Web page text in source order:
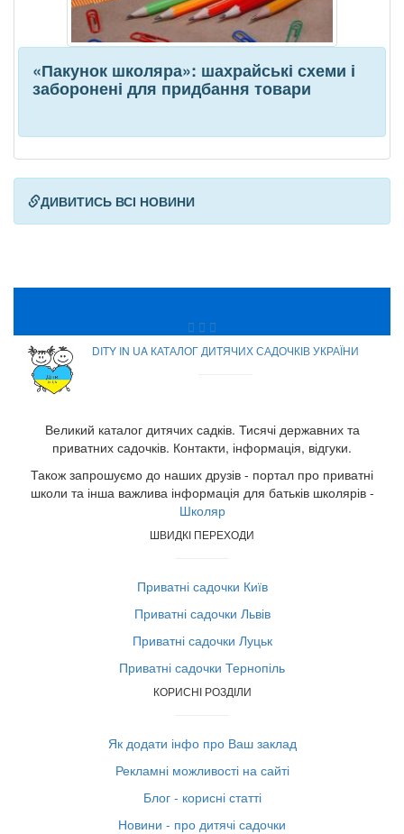
«Пакунок школяра»: шахрайські схеми і
заборонені для придбання товари
ДИВИТИСЬ ВСІ НОВИНИ
DITY IN UA КАТАЛОГ ДИТЯЧИХ САДОЧКІВ УКРАЇНИ
Великий каталог дитячих садків. Тисячі державних та
приватних садочків. Контакти, інформація, відгуки.
Також запрошуємо до наших друзів - портал про приватні
школи та інша важлива інформація для батьків школярів -
Школяр
ШВИДКІ ПЕРЕХОДИ
Приватні садочки Київ
Приватні садочки Львів
Приватні садочки Луцьк
Приватні садочки Тернопіль
КОРИСНІ РОЗДІЛИ
Як додати інфо про Ваш заклад
Рекламні можливості на сайті
Блог - корисні статті
Новини - про дитячі садочки